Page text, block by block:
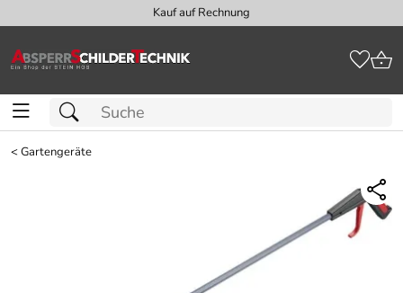
Kauf auf Rechnung
<Gartengeräte